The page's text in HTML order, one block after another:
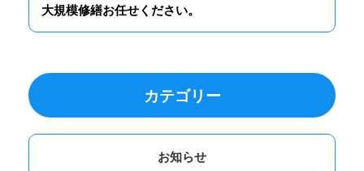
大規模修繕お任せください。
カテゴリー
お知らせ